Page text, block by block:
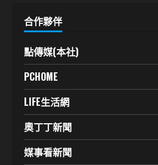
合作夥伴
點傳媒(本社)
PCHOME
LIFE生活網
奧丁丁新聞
媒事看新聞